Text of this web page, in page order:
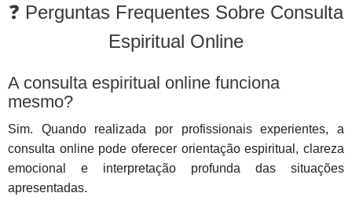
❓ Perguntas Frequentes Sobre Consulta
Espiritual Online
A consulta espiritual online funciona
mesmo?
Sim. Quando realizada por profissionais experientes, a
consulta online pode oferecer orientação espiritual, clareza
emocional e interpretação profunda das situações
apresentadas.